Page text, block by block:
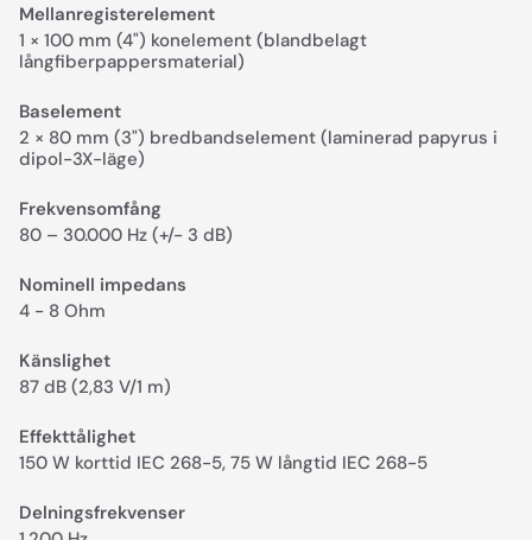
Mellanregisterelement
1 × 100 mm (4") kon­element (blandbelagt
långfiberpappersmaterial)
Baselement
2 × 80 mm (3") bredbandselement (laminerad papyrus i
dipol-3X-läge)
Frekvensomfång
80 – 30.000 Hz (+/- 3 dB)
Nominell impedans
4 - 8 Ohm
Känslighet
87 dB (2,83 V/1 m)
Effekttålighet
150 W korttid IEC 268-5, 75 W långtid IEC 268-5
Delningsfrekvenser